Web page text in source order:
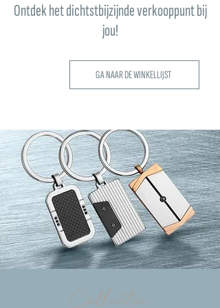
Ontdek het dichtstbijzijnde verkooppunt bij
jou!
GA NAAR DE WINKELLIJST